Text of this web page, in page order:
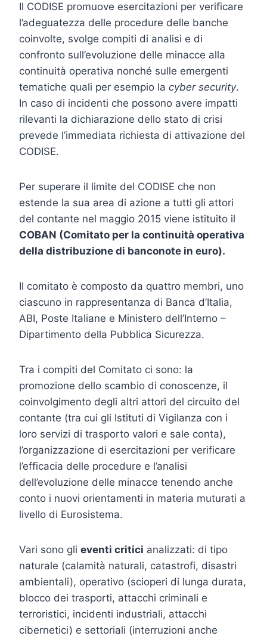
Il CODISE promuove esercitazioni per verificare
l’adeguatezza delle procedure delle banche
coinvolte, svolge compiti di analisi e di
confronto sull’evoluzione delle minacce alla
continuità operativa nonché sulle emergenti
tematiche quali per esempio la cyber security.
In caso di incidenti che possono avere impatti
rilevanti la dichiarazione dello stato di crisi
prevede l’immediata richiesta di attivazione del
CODISE.
Per superare il limite del CODISE che non
estende la sua area di azione a tutti gli attori
del contante nel maggio 2015 viene istituito il
COBAN (Comitato per la continuità operativa
della distribuzione di banconote in euro).
Il comitato è composto da quattro membri, uno
ciascuno in rappresentanza di Banca d’Italia,
ABI, Poste Italiane e Ministero dell’Interno –
Dipartimento della Pubblica Sicurezza.
Tra i compiti del Comitato ci sono: la
promozione dello scambio di conoscenze, il
coinvolgimento degli altri attori del circuito del
contante (tra cui gli Istituti di Vigilanza con i
loro servizi di trasporto valori e sale conta),
l’organizzazione di esercitazioni per verificare
l’efficacia delle procedure e l’analisi
dell’evoluzione delle minacce tenendo anche
conto i nuovi orientamenti in materia muturati a
livello di Eurosistema.
Vari sono gli eventi critici analizzati: di tipo
naturale (calamità naturali, catastrofi, disastri
ambientali), operativo (scioperi di lunga durata,
blocco dei trasporti, attacchi criminali e
terroristici, incidenti industriali, attacchi
cibernetici) e settoriali (interruzioni anche